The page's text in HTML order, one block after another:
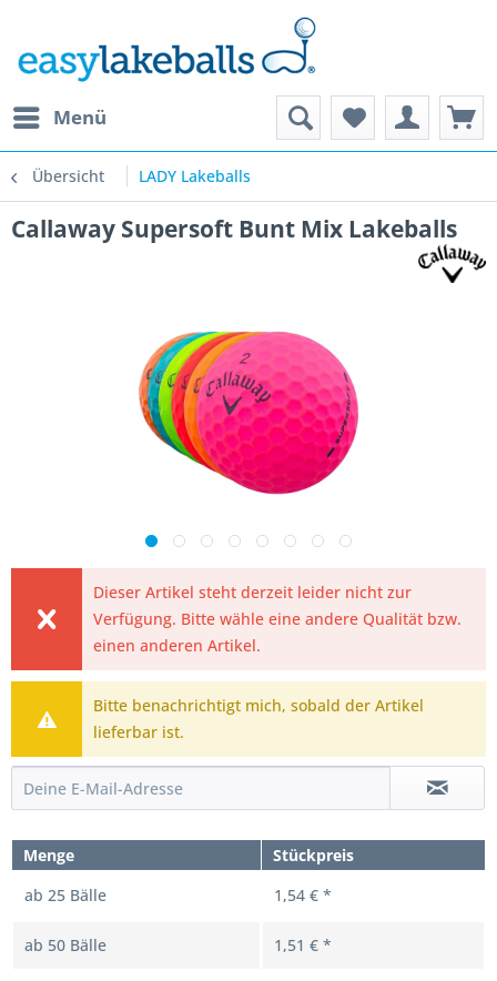
Menü
Übersicht LADY Lakeballs
Callaway Supersoft Bunt Mix Lakeballs
Dieser Artikel steht derzeit leider nicht zur
Verfügung. Bitte wähle eine andere Qualität bzw.
einen anderen Artikel.
Bitte benachrichtigt mich, sobald der Artikel
lieferbar ist.
Menge
Stückpreis
ab 25 Bälle 1,54 € *
ab 50 Bälle 1,51 € *